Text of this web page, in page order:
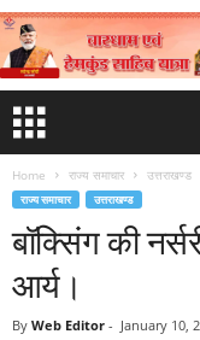
Home राज्य समाचार उत्तराखण्ड
राज्य समाचार उत्तराखण्ड
बॉक्सिंग की
आर्य।
By Web Editor - January 10,